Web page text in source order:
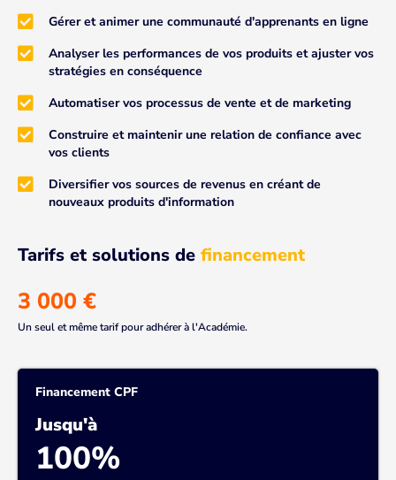
Gérer et animer une communauté d'apprenants en ligne
Analyser les performances de vos produits et ajuster vos
stratégies en conséquence
Automatiser vos processus de vente et de marketing
Construire et maintenir une relation de confiance avec
vos clients
Diversifier vos sources de revenus en créant de
nouveaux produits d'information
Tarifs et solutions de financement
3 000 €
Un seul et même tarif pour adhérer à l'Académie.
Financement CPF
Jusqu'à
100%